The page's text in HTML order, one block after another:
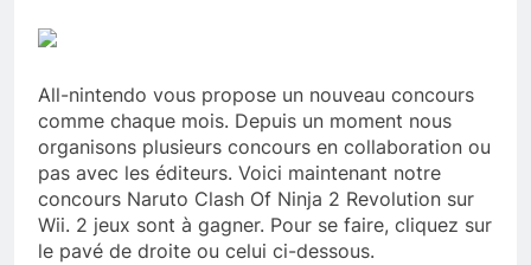
All-nintendo vous propose un nouveau concours
comme chaque mois. Depuis un moment nous
organisons plusieurs concours en collaboration ou
pas avec les éditeurs. Voici maintenant notre
concours Naruto Clash Of Ninja 2 Revolution sur
Wii. 2 jeux sont à gagner. Pour se faire, cliquez sur
le pavé de droite ou celui ci-dessous.